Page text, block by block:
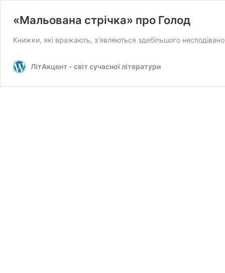
«Мальована стрічка» про Голод
Книжки, які вражають, з’являються здебільшого
ЛітАкцент - світ сучасної літератури